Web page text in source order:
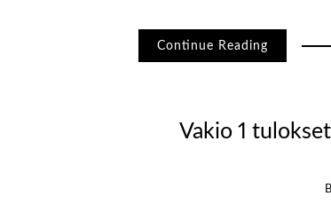
Continue Reading
Vakio 1